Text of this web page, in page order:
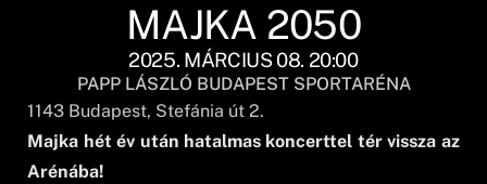
MAJKA 2050
2025. MÁRCIUS 08. 20:00
PAPP LÁSZLÓ BUDAPEST SPORTARÉNA
1143 Budapest, Stefánia út 2.
Majka hét év után hatalmas koncerttel tér vissza az
Arénába!